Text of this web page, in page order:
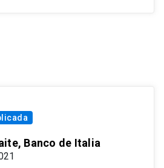
Banco de Italia